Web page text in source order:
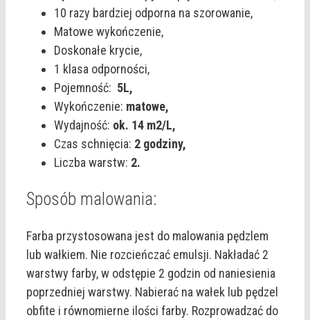
10 razy bardziej odporna na szorowanie,
Matowe wykończenie,
Doskonałe krycie,
1 klasa odporności,
Pojemność: 5L,
Wykończenie: matowe,
Wydajność: ok. 14 m2/L,
Czas schnięcia: 2 godziny,
Liczba warstw: 2.
Sposób malowania:
Farba przystosowana jest do malowania pędzlem
lub wałkiem. Nie rozcieńczać emulsji. Nakładać 2
warstwy farby, w odstępie 2 godzin od naniesienia
poprzedniej warstwy. Nabierać na wałek lub pędzel
obfite i równomierne ilości farby. Rozprowadzać do